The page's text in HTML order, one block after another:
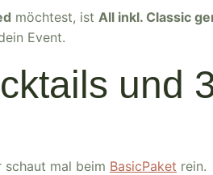
möchtest, ist All inkl. Classic
Event.
und
schaut mal beim BasicPaket rein.